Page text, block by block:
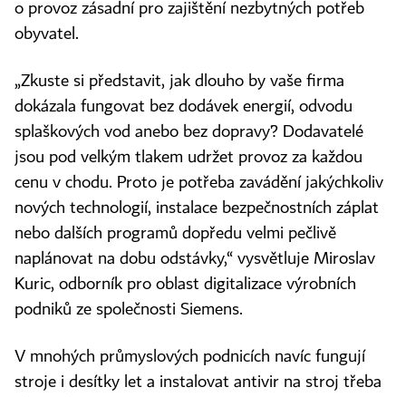
o provoz zásadní pro zajištění nezbytných potřeb
obyvatel.
„Zkuste si představit, jak dlouho by vaše firma
dokázala fungovat bez dodávek energií, odvodu
splaškových vod anebo bez dopravy? Dodavatelé
jsou pod velkým tlakem udržet provoz za každou
cenu v chodu. Proto je potřeba zavádění jakýchkoliv
nových technologií, instalace bezpečnostních záplat
nebo dalších programů dopředu velmi pečlivě
naplánovat na dobu odstávky,“ vysvětluje Miroslav
Kuric, odborník pro oblast digitalizace výrobních
podniků ze společnosti Siemens.
V mnohých průmyslových podnicích navíc fungují
stroje i desítky let a instalovat antivir na stroj třeba